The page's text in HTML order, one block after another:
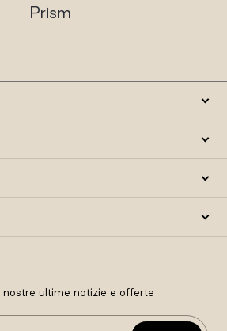
Prism
nostre ultime notizie e offerte